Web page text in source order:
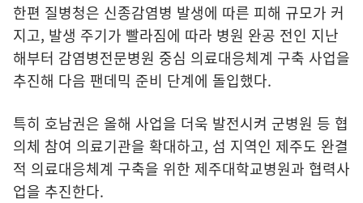
한편 질병청은 신종감염병 발생에 따른 피해 규모가 커
지고, 발생 주기가 빨라짐에 따라 병원 완공 전인 지난
해부터 감염병전문병원 중심 의료대응체계 구축 사업을
추진해 다음 팬데믹 준비 단계에 돌입했다.
특히 호남권은 올해 사업을 더욱 발전시켜 군병원 등 협
의체 참여 의료기관을 확대하고, 섬 지역인 제주도 완결
적 의료대응체계 구축을 위한 제주대학교병원과 협력사
업을 추진한다.